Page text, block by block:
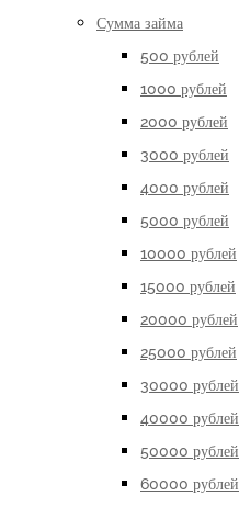
Сумма займа
500 рублей
1000 рублей
2000 рублей
3000 рублей
4000 рублей
5000 рублей
10000 рублей
15000 рублей
20000 рублей
25000 рублей
30000 рублей
40000 рублей
50000 рублей
60000 рублей